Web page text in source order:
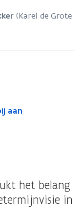
r (Karel de Grote
aan
het belang
in